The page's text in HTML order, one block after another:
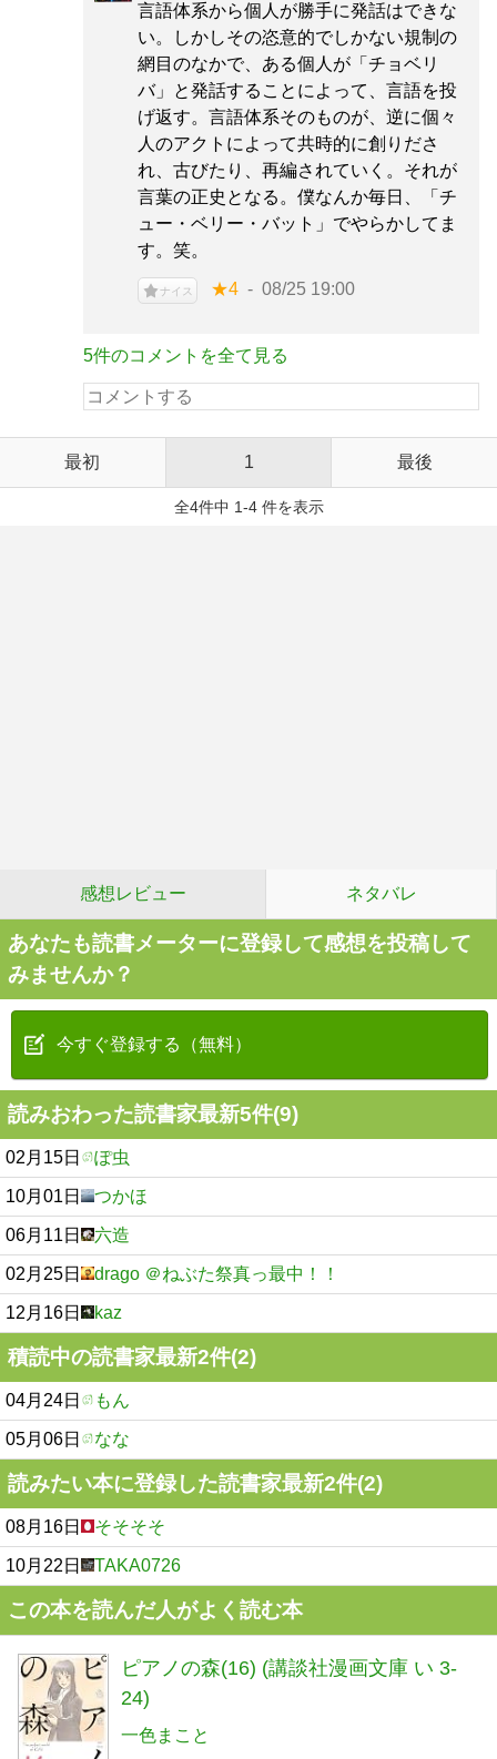
言語体系から個人が勝手に発話はできな
い。しかしその恣意的でしかない規制の
網目のなかで、ある個人が「チョベリ
バ」と発話することによって、言語を投
げ返す。言語体系そのものが、逆に個々
人のアクトによって共時的に創りださ
れ、古びたり、再編されていく。それが
言葉の正史となる。僕なんか毎日、「チ
ュー・ベリー・バット」でやらかしてま
す。笑。
ナイス ★4 08/25 19:00
5件のコメントを全て見る
最初 1 最後
全4件中 1-4 件を表示
感想レビュー ネタバレ
あなたも読書メーターに登録して感想を投稿して
みませんか？
今すぐ登録する（無料）
読みおわった読書家最新5件(9)
02月15日 ぽ虫
10月01日 つかほ
06月11日 六造
02月25日 drago ＠ねぶた祭真っ最中！！
12月16日 kaz
積読中の読書家最新2件(2)
04月24日 もん
05月06日 なな
読みたい本に登録した読書家最新2件(2)
08月16日 そそそそ
10月22日 TAKA0726
この本を読んだ人がよく読む本
ピアノの森(16) (講談社漫画文庫 い 3-
24)
一色まこと